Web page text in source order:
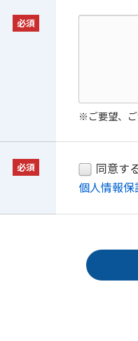
必須
※ご要望、
必須
同意す
個人情報